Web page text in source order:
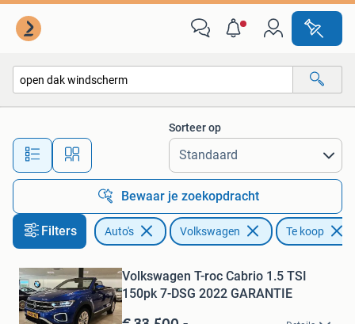
Alle afstanden…
Sorteer op
Bewaar je zoekopdracht
Filters Auto's Volkswagen
Te koop
Bewaren
Mijn
Favorieten
Volkswagen T-roc Cabrio 1.5 TSI
150pk 7-DSG 2022 GARANTIE